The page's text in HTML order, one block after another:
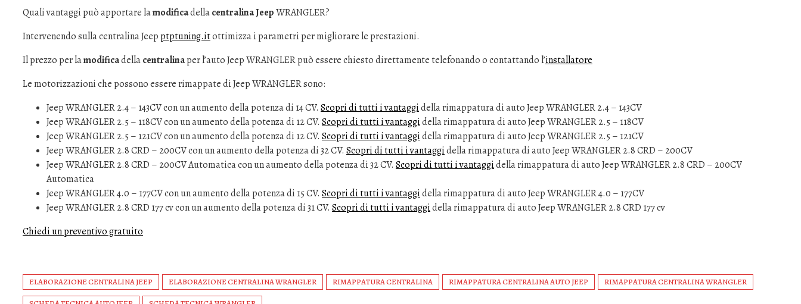
Quali vantaggi può apportare lamodificadellacentralina JeepWRANGLER?
Intervenendo sulla centralina Jeepptptuning.itottimizza i parametri per migliorare le prestazioni.
Il prezzo per lamodificadellacentralinaper l’auto Jeep WRANGLER può essere chiesto direttamente telefonando o contattando l’installatore
Le motorizzazioni che possono essere rimappate di Jeep WRANGLER sono:
Jeep WRANGLER 2.4 – 143CV con un aumento della potenza di 14 CV. Scopri di tutti i vantaggidella rimappatura di auto Jeep WRANGLER 2.4 – 143CV
Jeep WRANGLER 2.5 – 118CV con un aumento della potenza di 12 CV. Scopri di tutti i vantaggidella rimappatura di auto Jeep WRANGLER 2.5 – 118CV
Jeep WRANGLER 2.5 – 121CV con un aumento della potenza di 12 CV. Scopri di tutti i vantaggidella rimappatura di auto Jeep WRANGLER 2.5 – 121CV
Jeep WRANGLER 2.8 CRD – 200CV con un aumento della potenza di 32 CV. Scopri di tutti i vantaggidella rimappatura di auto Jeep WRANGLER 2.8 CRD – 200CV
Jeep WRANGLER 2.8 CRD – 200CV Automatica con un aumento della potenza di 32 CV. Scopri di tutti i vantaggidella rimappatura di auto Jeep WRANGLER 2.8 CRD – 200CV
Automatica
Jeep WRANGLER 4.0 – 177CV con un aumento della potenza di 15 CV. Scopri di tutti i vantaggidella rimappatura di auto Jeep WRANGLER 4.0 – 177CV
Jeep WRANGLER 2.8 CRD 177 cv con un aumento della potenza di 31 CV. Scopri di tutti i vantaggidella rimappatura di auto Jeep WRANGLER 2.8 CRD 177 cv
Chiedi un preventivo gratuito
ELABORAZIONE CENTRALINA JEEP ELABORAZIONE CENTRALINA WRANGLER RIMAPPATURA CENTRALINA RIMAPPATURA CENTRALINA AUTO JEEP RIMAPPATURA CENTRALINA WRANGLER